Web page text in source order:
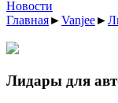
Новости
Главная►Vanjee►
Лидары для